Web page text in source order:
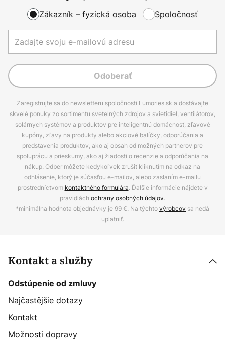
Zákazník – fyzická osoba Spoločnosť
Odoberať
Zaregistrujte sa do newsletteru spoločnosti Lumories.sk a dostávajte
skvelé ponuky zo sortimentu svetelných zdrojov a svietidiel, ventilátorov,
solárnych systémov a produktov pre inteligentnú domácnosť, zľavové
kupóny, zľavy na produkty alebo akciové balíčky, odporúčania a
predstavenia produktov, ako aj obsah od možných partnerov pre
spoluprácu a prieskumy, ako aj žiadosti o recenzie a odporúčania na
nákup. Odber môžete kedykoľvek zrušiť kliknutím na odkaz na
odhlásenie, ktorý je súčasťou e-mailov, alebo zaslaním e-mailu
prostredníctvom kontaktného formulára. Ďalšie informácie nájdete v
pravidlách ochrany osobných údajov.
*minimálna hodnota objednávky je 99 €. Na týchtovýrobcov sa nedá
uplatniť.
Kontakt a služby
Odstúpenie od zmluvy
Najčastějšie dotazy
Kontakt
Možnosti dopravy